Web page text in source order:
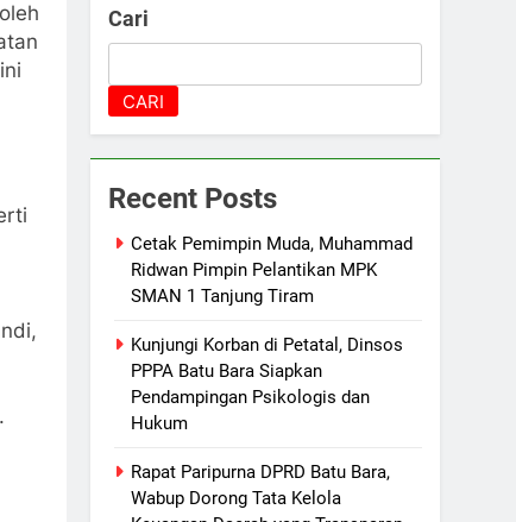
Cari
CARI
Recent Posts
Cetak Pemimpin Muda, Muhammad
Ridwan Pimpin Pelantikan MPK
SMAN 1 Tanjung Tiram
Kunjungi Korban di Petatal, Dinsos
PPPA Batu Bara Siapkan
Pendampingan Psikologis dan
Hukum
Rapat Paripurna DPRD Batu Bara,
Wabup Dorong Tata Kelola